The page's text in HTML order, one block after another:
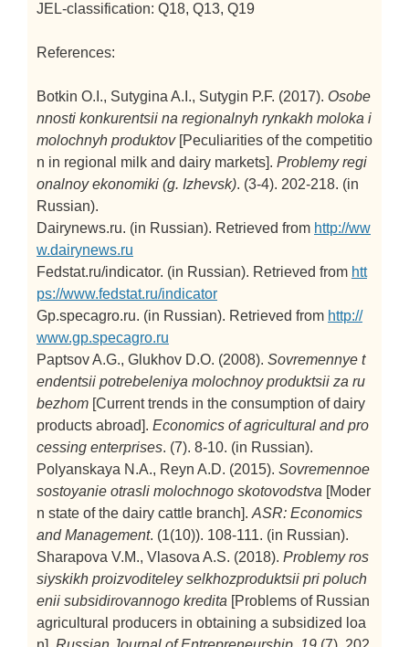
JEL-classification: Q18, Q13, Q19
References:
Botkin O.I., Sutygina A.I., Sutygin P.F. (2017). Osobe
nnosti konkurentsii na regionalnyh rynkakh moloka i
molochnyh produktov[Peculiarities of the competitio
n in regional milk and dairy markets]. Problemy regi
onalnoy ekonomiki (g. Izhevsk). (3-4). 202-218. (in
Russian).
Dairynews.ru. (in Russian). Retrieved from http://ww
w.dairynews.ru
Fedstat.ru/indicator. (in Russian). Retrieved from htt
ps://www.fedstat.ru/indicator
Gp.specagro.ru. (in Russian). Retrieved from http://
www.gp.specagro.ru
Paptsov A.G., Glukhov D.O. (2008). Sovremennye t
endentsii potrebeleniya molochnoy produktsii za ru
bezhom [Current trends in the consumption of dairy
products abroad]. Economics of agricultural and pro
cessing enterprises. (7). 8-10. (in Russian).
Polyanskaya N.A., Reyn A.D. (2015). Sovremennoe
sostoyanie otrasli molochnogo skotovodstva [Moder
n state of the dairy cattle branch]. ASR: Economics
and Management. (1(10)). 108-111. (in Russian).
Sharapova V.M., Vlasova A.S. (2018). Problemy ros
siyskikh proizvoditeley selkhozproduktsii pri poluch
enii subsidirovannogo kredita [Problems of Russian
agricultural producers in obtaining a subsidized loa